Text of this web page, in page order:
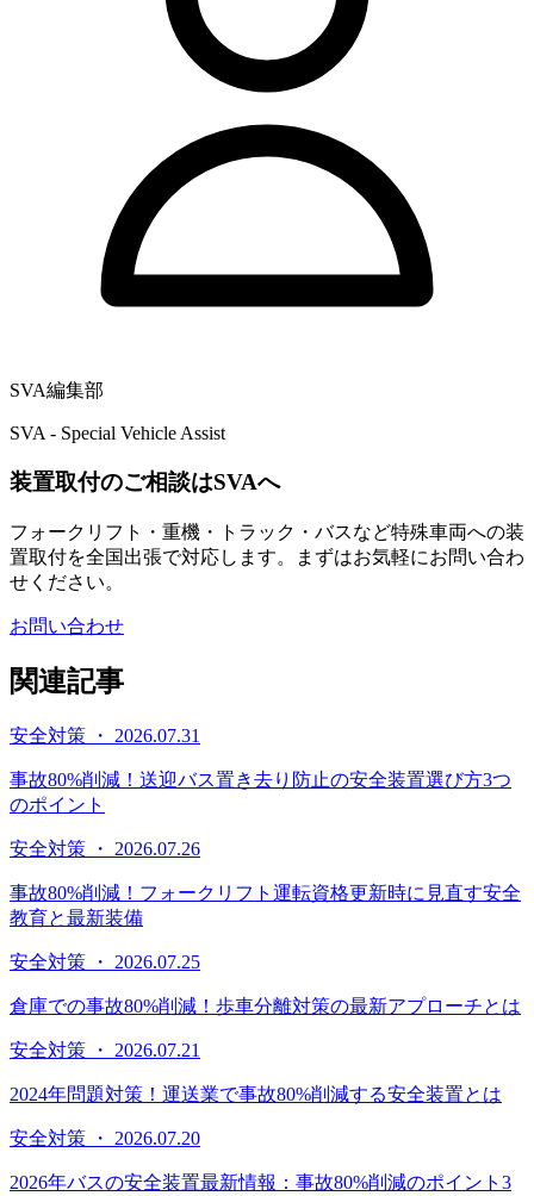
SVA編集部
SVA - Special Vehicle Assist
装置取付のご相談はSVAへ
フォークリフト・重機・トラック・バスなど特殊車両への装
置取付を全国出張で対応します。まずはお気軽にお問い合わ
せください。
お問い合わせ
関連記事
安全対策 ・ 2026.07.31
事故80%削減！送迎バス置き去り防止の安全装置選び方3つ
のポイント
安全対策 ・ 2026.07.26
事故80%削減！フォークリフト運転資格更新時に見直す安全
教育と最新装備
安全対策 ・ 2026.07.25
倉庫での事故80%削減！歩車分離対策の最新アプローチとは
安全対策 ・ 2026.07.21
2024年問題対策！運送業で事故80%削減する安全装置とは
安全対策 ・ 2026.07.20
2026年バスの安全装置最新情報：事故80%削減のポイント3